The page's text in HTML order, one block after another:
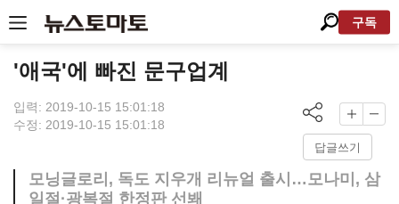
구독
'애국'에 빠진 문구업계
입력: 2019-10-15 15:01:18
수정: 2019-10-15 15:01:18
답글쓰기
모닝글로리, 독도 지우개 리뉴얼 출시…모나미, 삼
일절·광복절 한정판 선봬